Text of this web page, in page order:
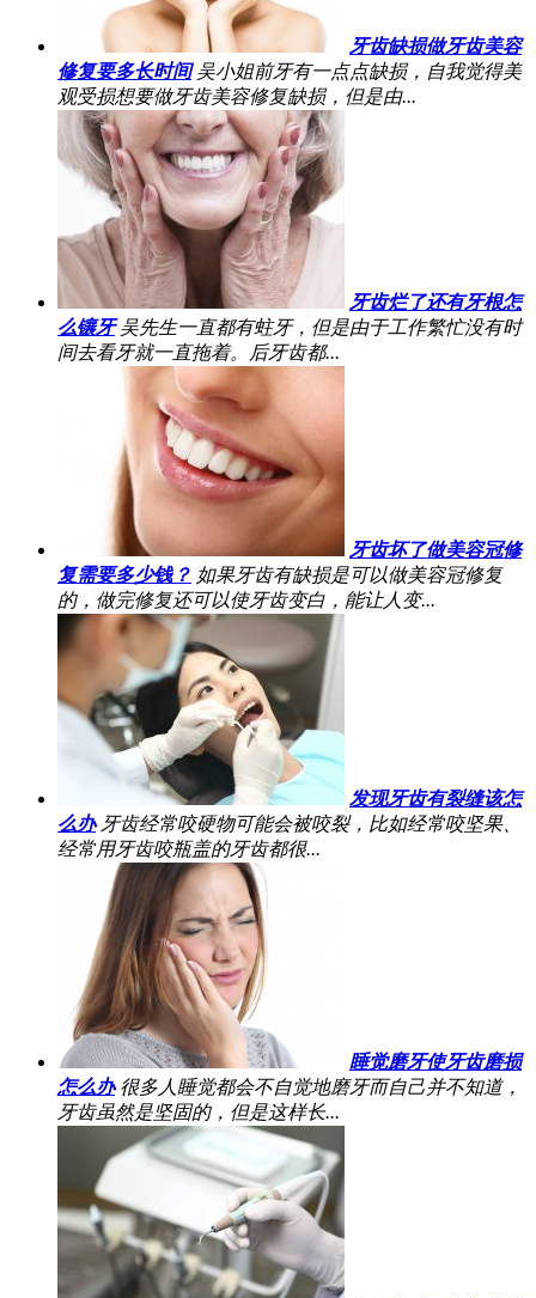
牙齿缺损做牙齿美容
修复要多长时间 吴小姐前牙有一点点缺损，自我觉得美
观受损想要做牙齿美容修复缺损，但是由...
牙齿烂了还有牙根怎
么镶牙 吴先生一直都有蛀牙，但是由于工作繁忙没有时
间去看牙就一直拖着。后牙齿都...
牙齿坏了做美容冠修
复需要多少钱？ 如果牙齿有缺损是可以做美容冠修复
的，做完修复还可以使牙齿变白，能让人变...
发现牙齿有裂缝该怎
么办 牙齿经常咬硬物可能会被咬裂，比如经常咬坚果、
经常用牙齿咬瓶盖的牙齿都很...
睡觉磨牙使牙齿磨损
怎么办 很多人睡觉都会不自觉地磨牙而自己并不知道，
牙齿虽然是坚固的，但是这样长...